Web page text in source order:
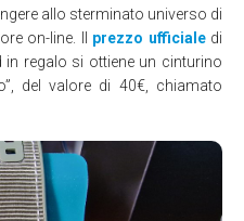
allo sterminato universo di
on-line. Il prezzo ufficialedi
in regalo si ottiene un cinturino
del valore di 40€, chiamato